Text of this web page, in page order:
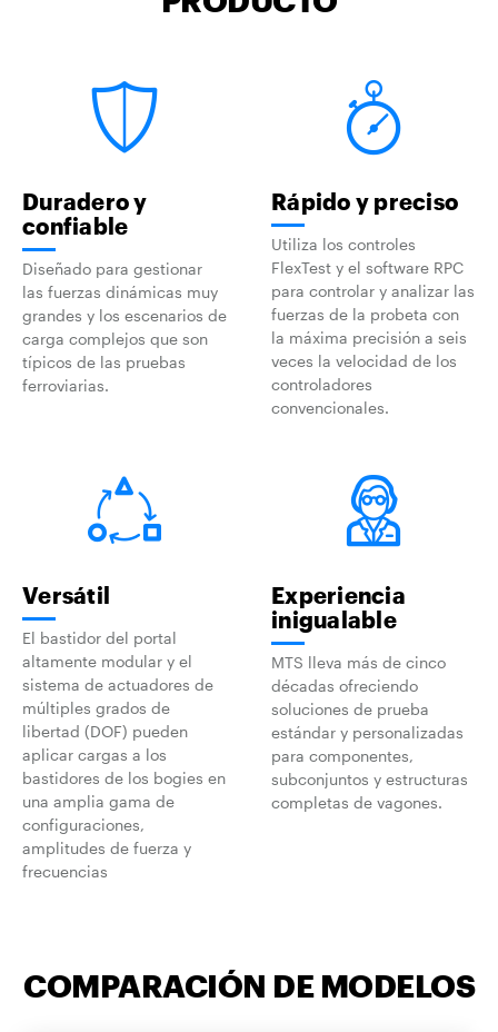
Duradero y
confiable
Diseñado para gestionar
las fuerzas dinámicas muy
grandes y los escenarios de
carga complejos que son
típicos de las pruebas
ferroviarias.
Rápido y preciso
Utiliza los controles
FlexTest y el software RPC
para controlar y analizar las
fuerzas de la probeta con
la máxima precisión a seis
veces la velocidad de los
controladores
convencionales.
Versátil
El bastidor del portal
altamente modular y el
sistema de actuadores de
múltiples grados de
libertad (DOF) pueden
aplicar cargas a los
bastidores de los bogies en
una amplia gama de
configuraciones,
amplitudes de fuerza y
frecuencias
Experiencia
inigualable
MTS lleva más de cinco
décadas ofreciendo
soluciones de prueba
estándar y personalizadas
para componentes,
subconjuntos y estructuras
completas de vagones.
COMPARACIÓN DE MODELOS